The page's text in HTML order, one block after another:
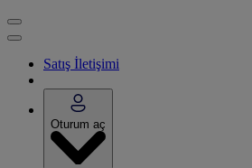
Satış İletişimi
Oturum aç